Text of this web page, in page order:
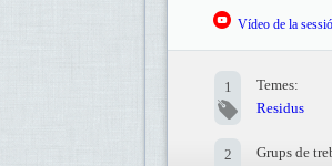
Vídeo de la sessió
1
Temes:
Residus
2
Grups de